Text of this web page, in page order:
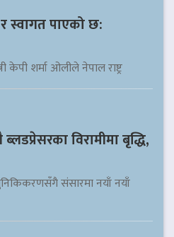
स्वागत पाएको छ:
केपी शर्मा ओलीले नेपाल राष्ट्र
विरामीमा बृद्धि,
संसारमा नयाँ नयाँ